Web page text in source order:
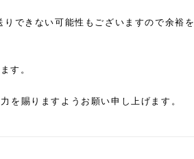
できない可能性もございますので余裕を
す。
を賜りますようお願い申し上げます。